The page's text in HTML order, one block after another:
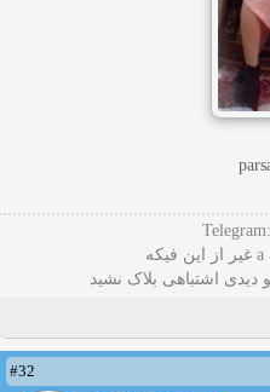
دیدی اشتباهی بلاک نشید
#32